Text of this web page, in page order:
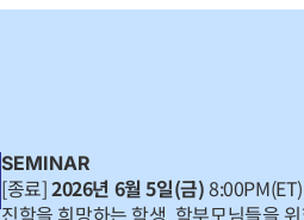
SEMINAR
[종료]2026년 6월 5일(금)
진학을 희망하는 학생, 학부모님들을